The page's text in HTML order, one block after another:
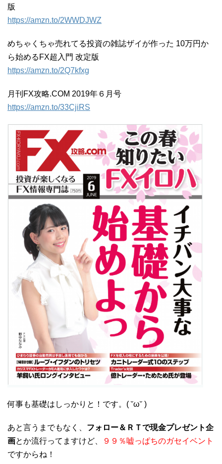
版
https://amzn.to/2WWDJWZ
めちゃくちゃ売れてる投資の雑誌ザイが作った 10万円か
ら始めるFX超入門 改定版
https://amzn.to/2Q7kfxg
月刊FX攻略.COM 2019年６月号
https://amzn.to/33CjiRS
何事も基礎はしっかりと！です。( ˘ω˘ )
あと言うまでもなく、 フォロー＆ＲＴで現金プレゼント企
画とか流行ってますけど、
９９％嘘っぱちのガセイベント
ですからね！